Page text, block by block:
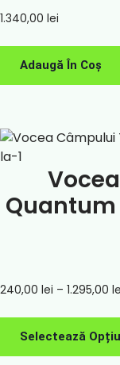
1.340,00 lei
Adaugă În Coș
Quantum
240,00 lei – 1.295,00
Selectează